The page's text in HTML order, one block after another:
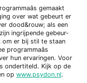
gemaakt
over wat gebeurt er
dood&rouw; als een
ingrijpende gebeur-
om er bij stil te staan
hun ervaringen. Voor
ondertiteld. Kijk op de
op www.psydon.nl.